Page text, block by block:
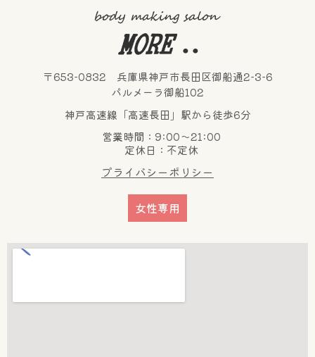
〒653-0832 兵庫県神戸市長田区御船通2-3-6
パルメーラ御船102
神戸高速線「高速長田」駅から徒歩6分
営業時間：9:00～21:00
定休日：不定休
プライバシーポリシー
女性専用